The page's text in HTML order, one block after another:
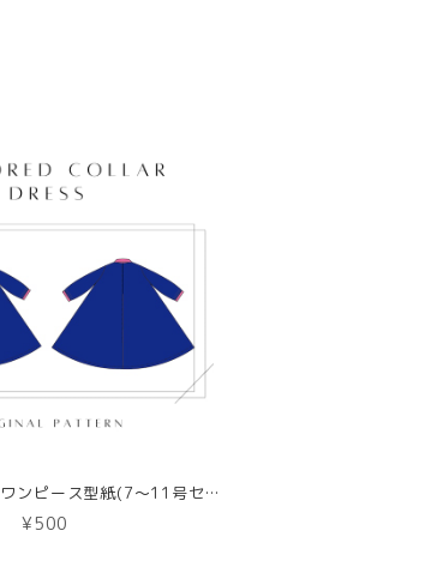
テーラードカラーワンピース型紙(7〜11号セット)【DL版／レシピ付き】商用利用可能
¥500